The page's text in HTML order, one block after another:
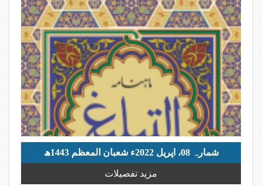
شمارہ 08، اپریل 2022ء شعبان المعظم 1443ھ
مزید تفصیلات